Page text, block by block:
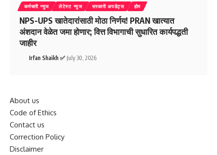
कर्मचारी न्युज लेटेस्ट न्युज सरकारी अपडेट्स होम
NPS-UPS खातेदारांसाठी मोठा निर्णय! PRAN खात्यात
अंशदान वेळेत जमा होणार; वित्त विभागाची सुधारित कार्यपद्धती
जाहीर
Irfan Shaikh ✅ July 30, 2026
About us
Code of Ethics
Contact us
Correction Policy
Disclaimer